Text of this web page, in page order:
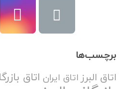
برچسب‌ها
اتاق البرزاتاق ایران اتاق